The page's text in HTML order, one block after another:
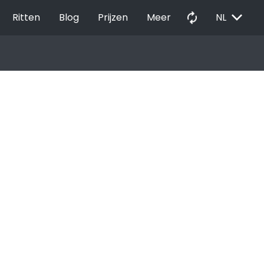
Ritten Blog Prijzen Meer autorenew NL EXPAND_MORE